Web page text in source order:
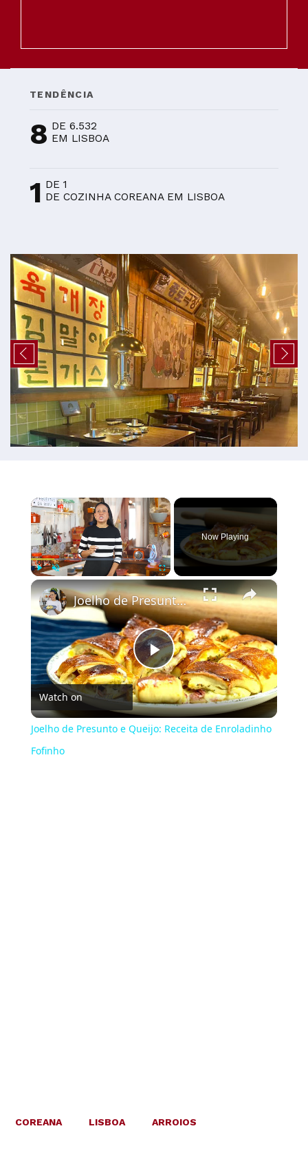
TENDÊNCIA
8 DE 6.532
EM LISBOA
1 DE 1
DE COZINHA COREANA EM LISBOA
×
Play Unmute
Now Playing
×
Play
Video
Joelho de Presunto e Queijo: Receita de Enroladinho Fofinho
Watch on
Joelho de Presunto e Queijo: Receita de Enroladinho
Fofinho
COREANA LISBOA ARROIOS